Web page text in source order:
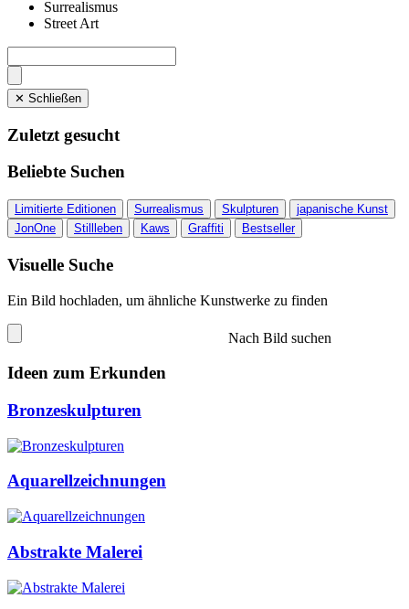
Surrealismus
Street Art
✕ Schließen
Zuletzt gesucht
Beliebte Suchen
Limitierte Editionen Surrealismus Skulpturen
japanische Kunst
JonOne
Stillleben Kaws Graffiti Bestseller
Visuelle Suche
Ein Bild hochladen, um ähnliche Kunstwerke zu finden
Nach Bild suchen
Ideen zum Erkunden
Bronzeskulpturen
Aquarellzeichnungen
Abstrakte Malerei